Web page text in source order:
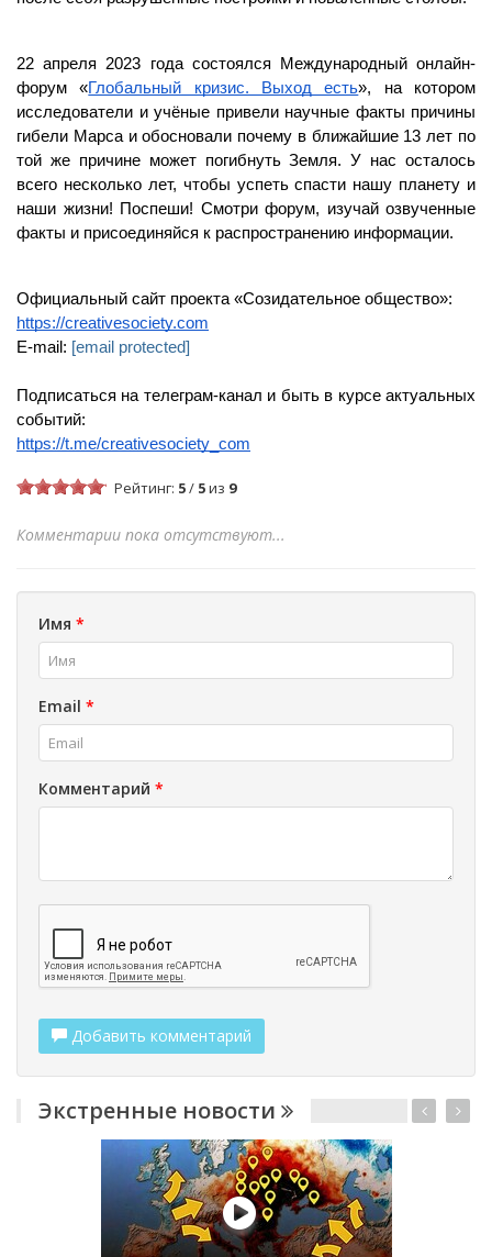
22 апреля 2023 года состоялся Международный онлайн-
форум «Глобальный кризис. Выход есть», на котором
исследователи и учёные привели научные факты причины
гибели Марса и обосновали почему в ближайшие 13 лет по
той же причине может погибнуть Земля. У нас осталось
всего несколько лет, чтобы успеть спасти нашу планету и
наши жизни! Поспеши! Смотри форум, изучай озвученные
факты и присоединяйся к распространению информации.
Официальный сайт проекта «Созидательное общество»:
https://creativesociety.com
E-mail: [email protected]
Подписаться на телеграм-канал и быть в курсе актуальных
событий:
https://t.me/creativesociety_com
Рейтинг: 5/ 5из 9
Комментарии пока отсутствуют...
Имя *
Email *
Комментарий *
Добавить комментарий
Экстренные новости